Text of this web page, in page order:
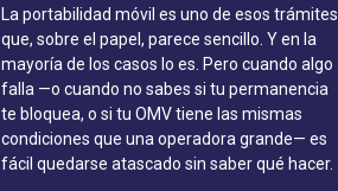
La portabilidad móvil es uno de esos trámites
que, sobre el papel, parece sencillo. Y en la
mayoría de los casos lo es. Pero cuando algo
falla —o cuando no sabes si tu permanencia
te bloquea, o si tu OMV tiene las mismas
condiciones que una operadora grande— es
fácil quedarse atascado sin saber qué hacer.